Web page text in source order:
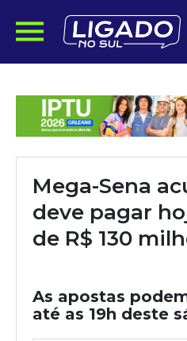
Mega-Sena
deve pagar
de R$ 130
As apostas
até as 19h deste